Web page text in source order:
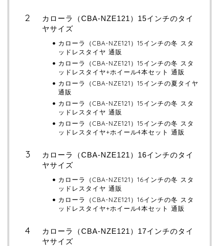
カローラ（CBA-NZE121）15インチのタイ
ヤサイズ
カローラ（CBA-NZE121）15インチの冬 スタ
ッドレスタイヤ 通販
カローラ（CBA-NZE121）15インチの冬 スタ
ッドレスタイヤ+ホイール4本セット 通販
カローラ（CBA-NZE121）15インチの夏タイヤ
通販
カローラ（CBA-NZE121）15インチの冬 スタ
ッドレスタイヤ 通販
カローラ（CBA-NZE121）15インチの冬 スタ
ッドレスタイヤ+ホイール4本セット 通販
カローラ（CBA-NZE121）16インチのタイ
ヤサイズ
カローラ（CBA-NZE121）16インチの冬 スタ
ッドレスタイヤ 通販
カローラ（CBA-NZE121）16インチの冬 スタ
ッドレスタイヤ+ホイール4本セット 通販
カローラ（CBA-NZE121）17インチのタイ
ヤサイズ